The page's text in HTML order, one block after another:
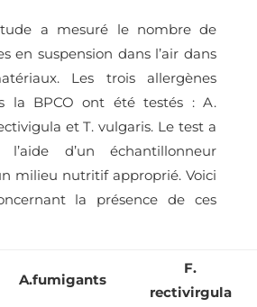
a mesuré le nombre de
en suspension dans l’air dans
Les trois allergènes
la BPCO ont été testés : A.
et T. vulgaris. Le test a
d’un échantillonneur
milieu nutritif approprié. Voici
la présence de ces
A.fumigants
F.
rectivirgula